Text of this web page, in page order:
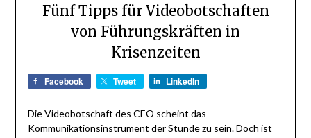
Fünf Tipps für Videobotschaften
von Führungskräften in
Krisenzeiten
Facebook Tweet LinkedIn
Die Videobotschaft des CEO scheint das
Kommunikationsinstrument der Stunde zu sein. Doch ist